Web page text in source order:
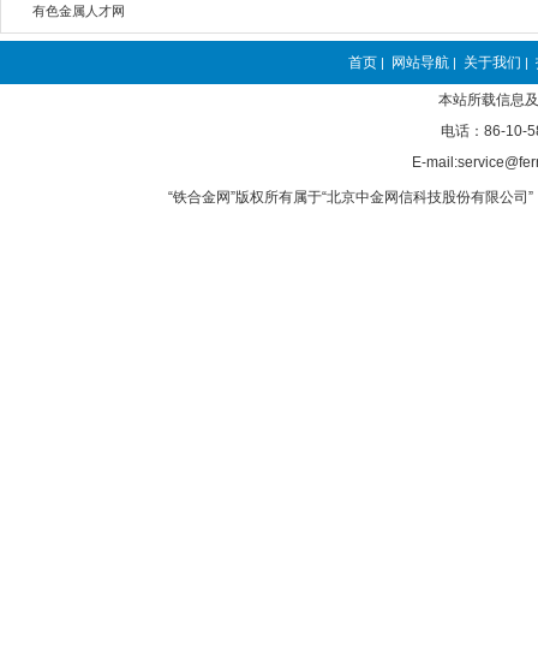
有色金属人才网
首页 | 网站导航 | 关于我们 |
本站所载信息
电话：86-10-
E-
“铁合金网”版权所有属于“北京中金网信科技股份有限公司